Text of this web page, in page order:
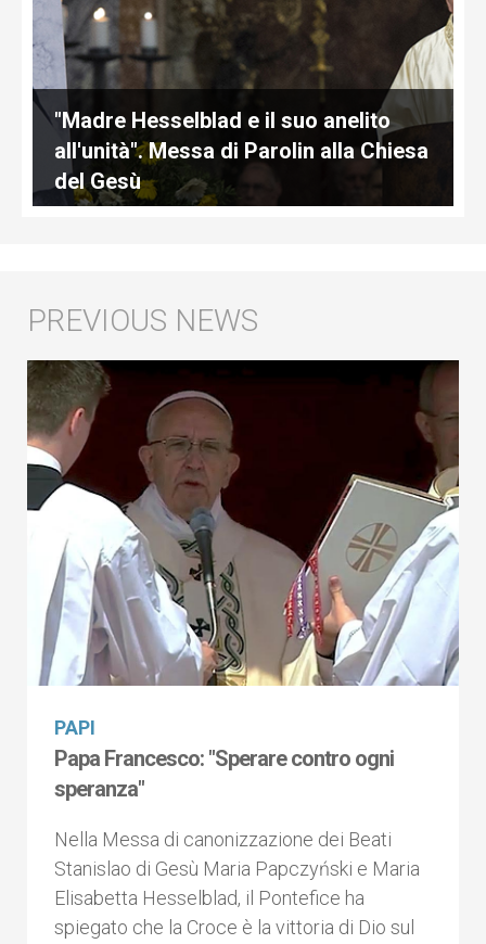
"Madre Hesselblad e il suo anelito
all'unità". Messa di Parolin alla Chiesa
del Gesù
PAPI
Papa Francesco: "Sperare contro ogni
speranza"
Nella Messa di canonizzazione dei Beati
Stanislao di Gesù Maria Papczyński e Maria
Elisabetta Hesselblad, il Pontefice ha
spiegato che la Croce è la vittoria di Dio sul